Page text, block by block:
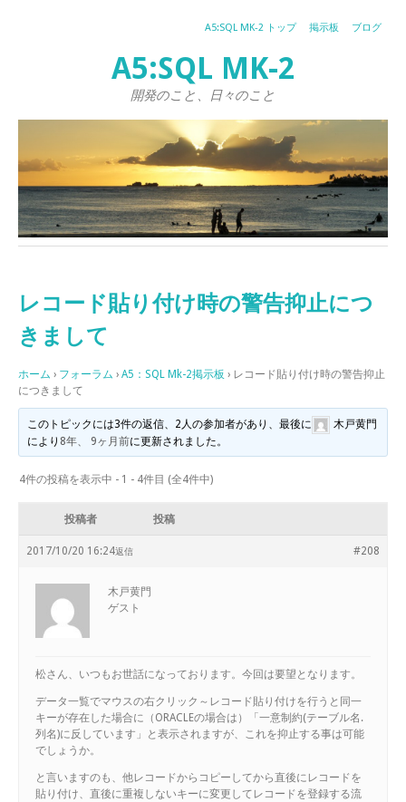
A5:SQL MK-2 トップ 掲示板 ブログ
A5:SQL MK-2
開発のこと、日々のこと
レコード貼り付け時の警告抑止につ
きまして
ホーム › フォーラム › A5：SQL Mk-2掲示板 › レコード貼り付け時の警告抑止
につきまして
このトピックには3件の返信、2人の参加者があり、最後に
木戸黄門
により 8年、 9ヶ月前に更新されました。
4件の投稿を表示中 - 1 - 4件目 (全4件中)
投稿者 投稿
2017/10/20 16:24 #208
返信
木戸黄門
ゲスト
松さん、いつもお世話になっております。今回は要望となります。
データ一覧でマウスの右クリック～レコード貼り付けを行うと同一
キーが存在した場合に（ORACLEの場合は）「一意制約(テーブル名.
列名)に反しています」と表示されますが、これを抑止する事は可能
でしょうか。
と言いますのも、他レコードからコピーしてから直後にレコードを
貼り付け、直後に重複しないキーに変更してレコードを登録する流